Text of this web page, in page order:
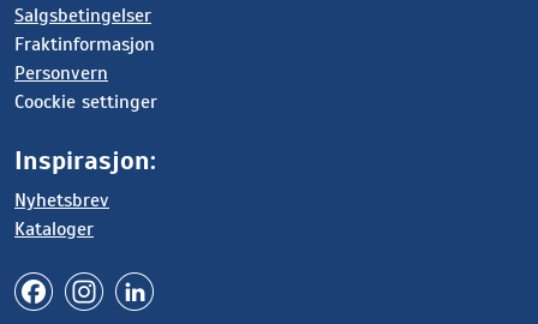
Salgsbetingelser
Fraktinformasjon
Personvern
Coockie settinger
Inspirasjon:
Nyhetsbrev
Kataloger